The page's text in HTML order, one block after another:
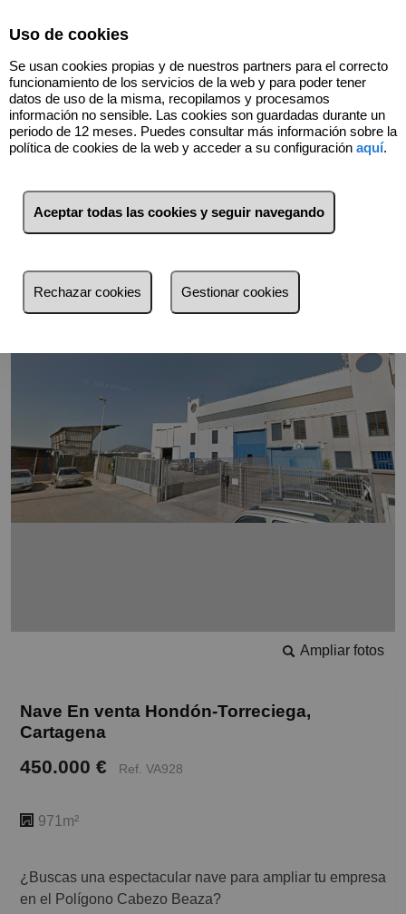
Volver
Ampliar fotos
Nave En venta Hondón-Torreciega,
Cartagena
450.000 € Ref. VA928
971m²
¿Buscas una espectacular nave para ampliar tu empresa
en el Polígono Cabezo Beaza?
Uso de cookies
Se usan cookies propias y de nuestros partners para el correcto
funcionamiento de los servicios de la web y para poder tener
datos de uso de la misma, recopilamos y procesamos
información no sensible. Las cookies son guardadas durante un
periodo de 12 meses. Puedes consultar más información sobre la
política de cookies de la web y acceder a su configuración aquí.
Aceptar todas las cookies y seguir navegando
Rechazar cookies Gestionar cookies